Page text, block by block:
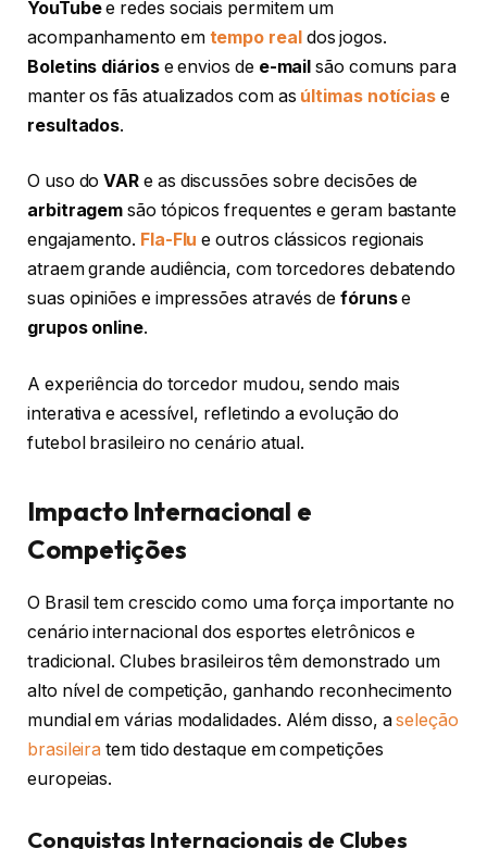
YouTubee redes sociais permitem um
acompanhamento em tempo realdos jogos.
Boletins diáriose envios de e-mail são comuns para
manter os fãs atualizados com as últimas notícias e
resultados.
O uso doVAR e as discussões sobre decisões de
arbitragem são tópicos frequentes e geram bastante
engajamento. Fla-Flu e outros clássicos regionais
atraem grande audiência, com torcedores debatendo
suas opiniões e impressões através de fórunse
grupos online.
A experiência do torcedor mudou, sendo mais
interativa e acessível, refletindo a evolução do
futebol brasileiro no cenário atual.
Impacto Internacional e
Competições
O Brasil tem crescido como uma força importante no
cenário internacional dos esportes eletrônicos e
tradicional. Clubes brasileiros têm demonstrado um
alto nível de competição, ganhando reconhecimento
mundial em várias modalidades. Além disso, aseleção
brasileira tem tido destaque em competições
europeias.
Conquistas Internacionais de Clubes